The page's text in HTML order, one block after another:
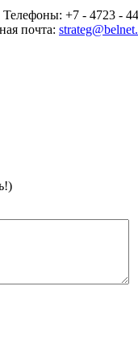
Телефоны: +7 - 4723 -
почта: